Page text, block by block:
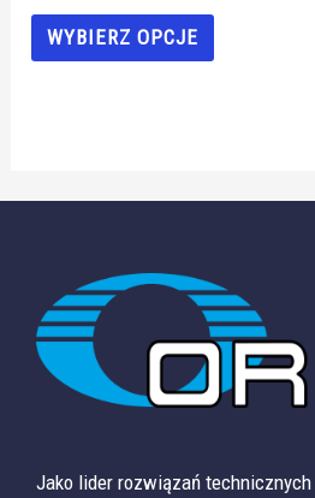
WYBIERZ OPCJE
Jako lider rozwiązań technicznych